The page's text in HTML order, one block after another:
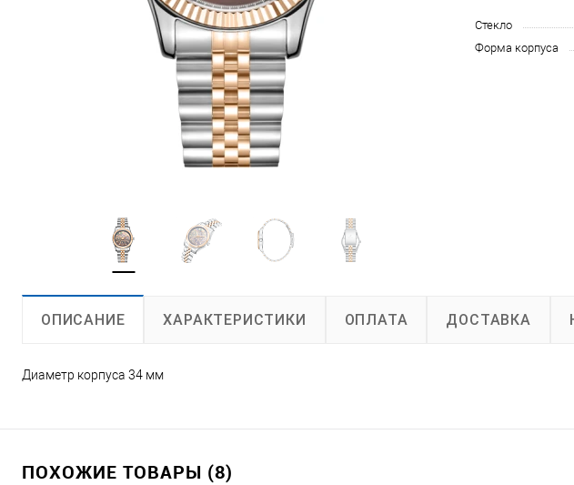
Стекло
Форма корпуса
ОПИСАНИЕ ХАРАКТЕРИСТИКИ ОПЛАТА ДОСТАВКА
Диаметр корпуса 34 мм
ПОХОЖИЕ ТОВАРЫ (8)